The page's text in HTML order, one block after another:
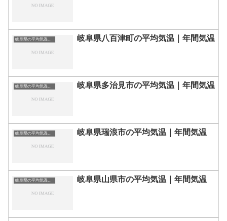
岐阜県の平均気温まとめ 岐阜県八百津町の平均気温｜年間気温
岐阜県の平均気温まとめ 岐阜県多治見市の平均気温｜年間気温
岐阜県瑞浪市の平均気温｜年間気温
岐阜県山県市の平均気温｜年間気温